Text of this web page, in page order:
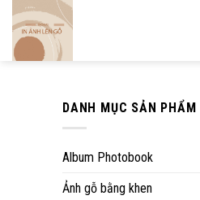
Skip
content
DANH MỤC SẢN PHẨM
Album Photobook
Ảnh gỗ bằng khen